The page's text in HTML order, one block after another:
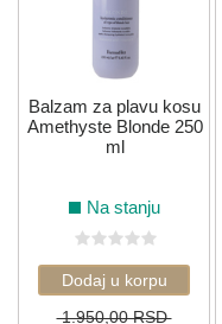
Balzam za plavu kosu
Amethyste Blonde 250
ml
Na stanju
1.950,00 RSD